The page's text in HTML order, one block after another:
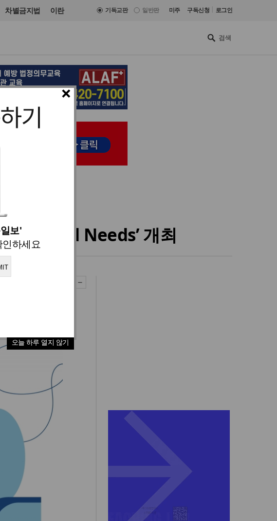
차별금지법 이란 기독교판 일반판 미주 구독신청 로그인
×
보'
인하세요
오늘 하루 열지 않기
and Needs’ 개최
한기연 “전쟁을 부르는 정책을